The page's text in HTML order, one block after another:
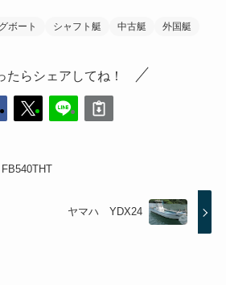
ボート シャフト艇 中古艇 外国艇
たらシェアしてね！
ヤマハ YDX24